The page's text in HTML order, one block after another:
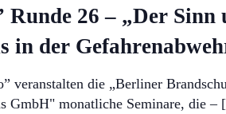
Runde 26 – „Der Sinn
in der
veranstalten die „Berliner
GmbH" monatliche Seminare, die